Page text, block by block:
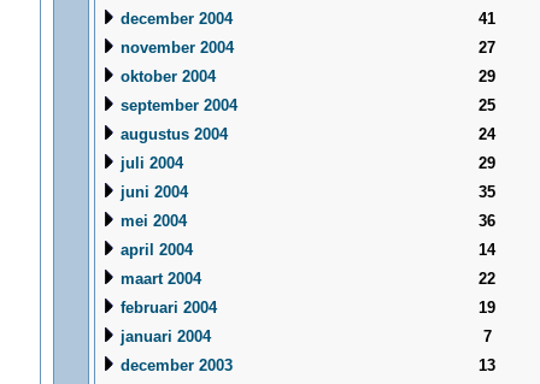
december 2004
41
november 2004
27
oktober 2004
29
september 2004
25
augustus 2004
24
juli 2004
29
juni 2004
35
mei 2004
36
april 2004
14
maart 2004
22
februari 2004
19
januari 2004
7
december 2003
13